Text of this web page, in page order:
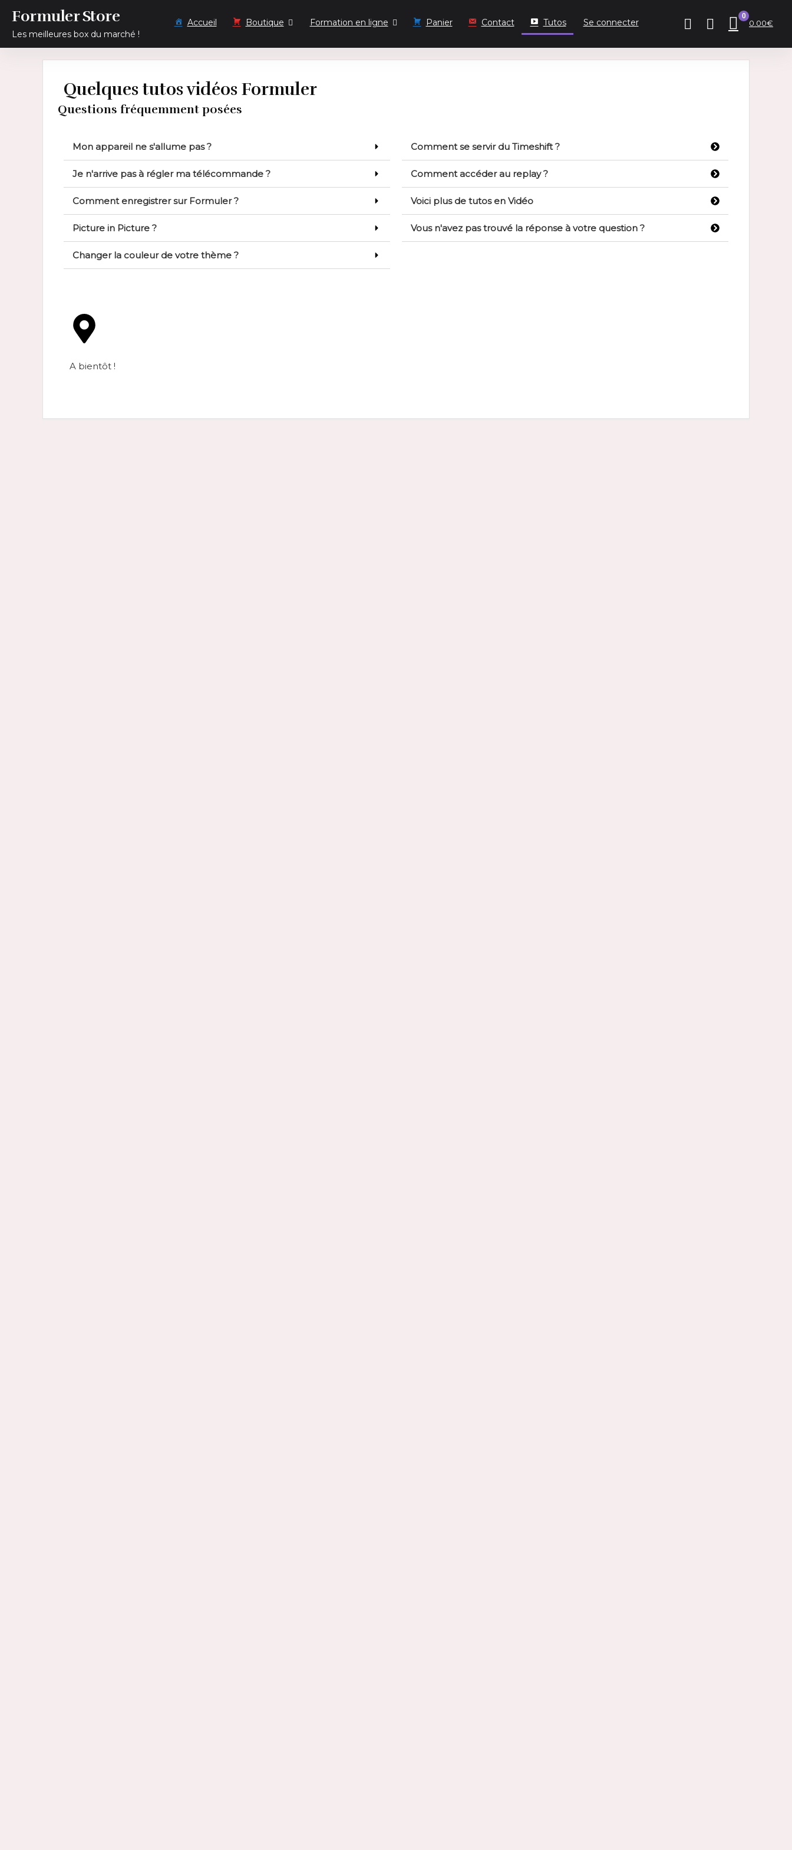
springen
Formuler Store
Les meilleures box du marché !
Accueil Boutique Formation en ligne Panier Contact Tutos Se connecter
0
0.00€
Quelques tutos vidéos Formuler
Questions fréquemment posées
Mon appareil ne s'allume pas ?
Je n'arrive pas à régler ma télécommande ?
Comment enregistrer sur Formuler ?
Picture in Picture ?
Changer la couleur de votre thème ?
Comment se servir du Timeshift ?
Comment accéder au replay ?
Voici plus de tutos en Vidéo
Vous n'avez pas trouvé la réponse à votre question ?
A bientôt !